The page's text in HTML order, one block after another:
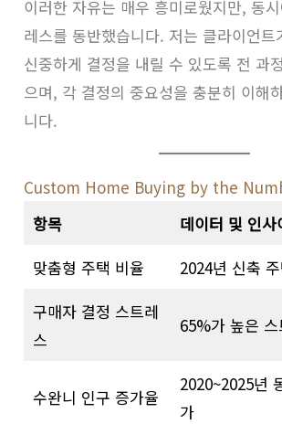
이러한 자유는 매우 흥미로웠지만, 동
레스를 동반했습니다. 저는 클라이언트
신중하게 결정을 내릴 수 있도록 전 과
으며, 각 결정의 중요성을 충분히 이해
니다.
Custom Home Buying by the
항목
데이터 및 인사
맞춤형 주택 비율
2024년 신축
구매자 결정 스트레
스
65%가 높은
수완니 인구 증가율
2020~2025년
가